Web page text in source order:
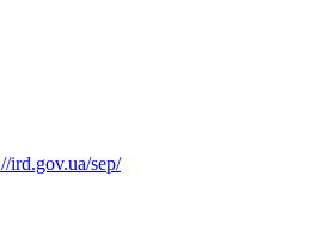
ird.gov.ua/sep/